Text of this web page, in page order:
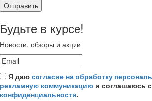
Отправить
Будьте в курсе!
Новости, обзоры и акции
Я даю согласие на обработку
рекламную коммуникацию и соглашаюсь с
конфиденциальности.